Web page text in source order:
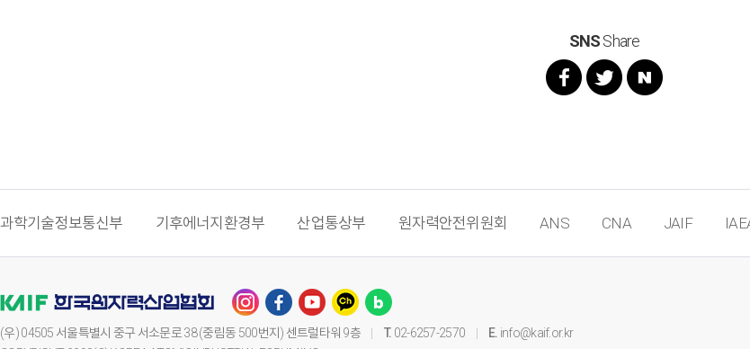
SNSShare
과학기술정보통신부 기후에너지환경부 산업통상부 원자력안전위원회 ANS CNA JAIF
(우) 04505 서울특별시 중구 서소문로 38 (중림동 500번지) 센트럴타워 9층 T. 02-6257-2570 E. info@kaif.or.kr